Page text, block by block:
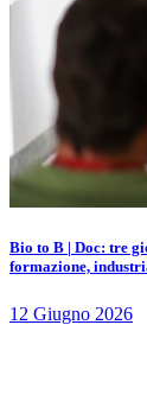
Bio to B | Doc: tre
formazione,
12 Giugno 2026